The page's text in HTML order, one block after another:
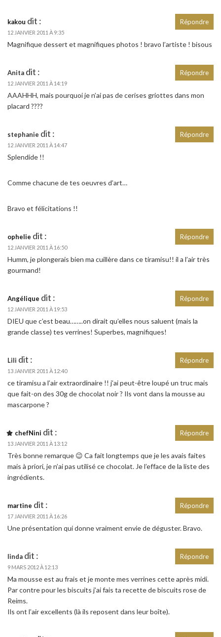
kakou dit :
12 JANVIER 2011 À 9:35
Magnifique dessert et magnifiques photos ! bravo l’artiste ! bisous
Répondre
Anita dit :
12 JANVIER 2011 À 14:19
AAAHHH, mais pourquoi je n’ai pas de cerises griottes dans mon
placard ????
Répondre
stephanie dit :
12 JANVIER 2011 À 14:47
Splendide !!
Comme chacune de tes oeuvres d’art…
Bravo et félicitations !!
Répondre
ophelie dit :
12 JANVIER 2011 À 16:50
Humm, je plongerais bien ma cuillère dans ce tiramisu!! il a l’air très
gourmand!
Répondre
Angélique dit :
12 JANVIER 2011 À 19:53
DIEU que c’est beau……..on dirait qu’elles nous saluent (mais la
grande classe) tes verrines! Superbes, magnifiques!
Répondre
Lili dit :
13 JANVIER 2011 À 12:40
ce tiramisu a l’air extraordinaire !! j’ai peut-être loupé un truc mais
que fait-on des 30g de chocolat noir ? Ils vont dans la mousse au
mascarpone ?
Répondre
chefNini dit :
13 JANVIER 2011 À 13:12
Très bonne remarque 😉 Ca fait longtemps que je les avais faites
mais à priori, je n’ai pas utilisé ce chocolat. Je l’efface de la liste des
ingrédients.
Répondre
martine dit :
17 JANVIER 2011 À 16:26
Une présentation qui donne vraiment envie de déguster. Bravo.
Répondre
linda dit :
9 MARS 2012 À 12:13
Ma mousse est au frais et je monte mes verrines cette après midi.
Par contre pour les biscuits j’ai fais ta recette de biscuits rose de
Reims.
Ils ont l’air excellents (là ils reposent dans leur boîte).
Répondre